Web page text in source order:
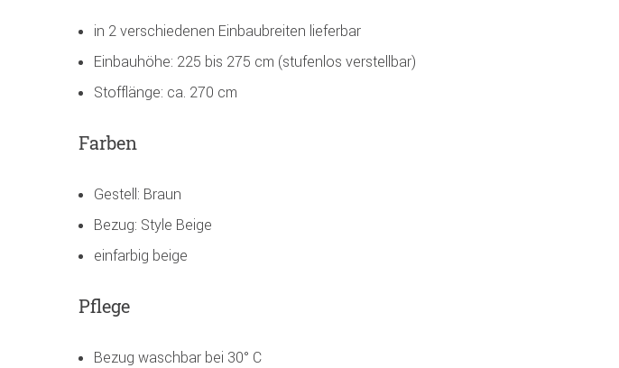
in 2 verschiedenen Einbaubreiten lieferbar
Einbauhöhe: 225 bis 275 cm (stufenlos verstellbar)
Stofflänge: ca. 270 cm
Farben
Gestell: Braun
Bezug: Style Beige
einfarbig beige
Pflege
Bezug waschbar bei 30° C